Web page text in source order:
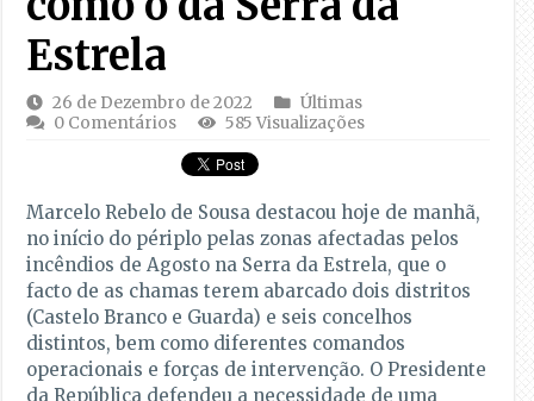
Estrela
26 de Dezembro de 2022
Últimas
0 Comentários
585 Visualizações
Marcelo Rebelo de Sousa destacou hoje de manhã,
no início do périplo pelas zonas afectadas pelos
incêndios de Agosto na Serra da Estrela, que o
facto de as chamas terem abarcado dois distritos
(Castelo Branco e Guarda) e seis concelhos
distintos, bem como diferentes comandos
operacionais e forças de intervenção. O Presidente
da República defendeu a necessidade de uma